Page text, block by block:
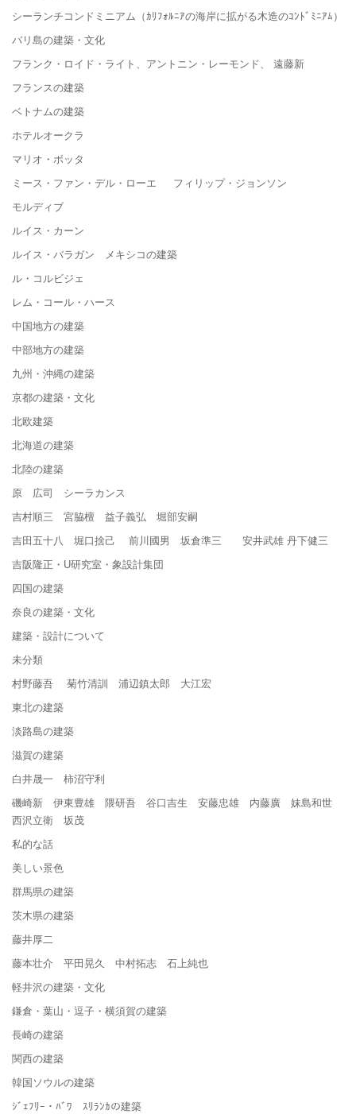
シーランチコンドミニアム（ｶﾘﾌｫﾙﾆｱの海岸に拡がる木造のｺﾝﾄﾞﾐﾆｱﾑ）
バリ島の建築・文化
フランク・ロイド・ライト、アントニン・レーモンド、 遠藤新
フランスの建築
ベトナムの建築
ホテルオークラ
マリオ・ボッタ
ミース・ファン・デル・ローエ フィリップ・ジョンソン
モルディブ
ルイス・カーン
ルイス・バラガン メキシコの建築
ル・コルビジェ
レム・コール・ハース
中国地方の建築
中部地方の建築
九州・沖縄の建築
京都の建築・文化
北欧建築
北海道の建築
北陸の建築
原 広司 シーラカンス
吉村順三 宮脇檀 益子義弘 堀部安嗣
吉田五十八 堀口捨己 前川國男 坂倉準三 安井武雄 丹下健三
吉阪隆正・U研究室・象設計集団
四国の建築
奈良の建築・文化
建築・設計について
未分類
村野藤吾 菊竹清訓 浦辺鎮太郎 大江宏
東北の建築
淡路島の建築
滋賀の建築
白井晟一 柿沼守利
磯崎新 伊東豊雄 隈研吾 谷口吉生 安藤忠雄 内藤廣 妹島和世
西沢立衛 坂茂
私的な話
美しい景色
群馬県の建築
茨木県の建築
藤井厚二
藤本壮介 平田晃久 中村拓志 石上純也
軽井沢の建築・文化
鎌倉・葉山・逗子・横須賀の建築
長崎の建築
関西の建築
韓国ソウルの建築
ｼﾞｪﾌﾘｰ・ﾊﾞﾜ ｽﾘﾗﾝｶの建築